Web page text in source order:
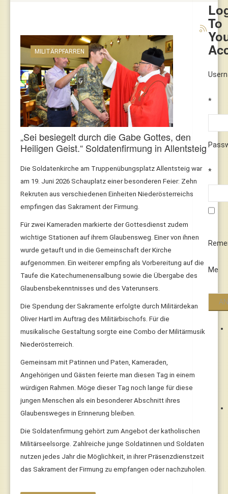
To
*
*
Me
MILITÄRPFARREN
„Sei besiegelt durch die Gabe Gottes, den
Heiligen Geist.“ Soldatenfirmung in Allentsteig
Die Soldatenkirche am Truppenübungsplatz Allentsteig war
am 19. Juni 2026 Schauplatz einer besonderen Feier: Zehn
Rekruten aus verschiedenen Einheiten Niederösterreichs
empfingen das Sakrament der Firmung.
Für zwei Kameraden markierte der Gottesdienst zudem
wichtige Stationen auf ihrem Glaubensweg. Einer von ihnen
wurde getauft und in die Gemeinschaft der Kirche
aufgenommen. Ein weiterer empfing als Vorbereitung auf die
Taufe die Katechumenensalbung sowie die Übergabe des
Glaubensbekenntnisses und des Vaterunsers.
Die Spendung der Sakramente erfolgte durch Militärdekan
Oliver Hartl im Auftrag des Militärbischofs. Für die
musikalische Gestaltung sorgte eine Combo der Militärmusik
Niederösterreich.
Gemeinsam mit Patinnen und Paten, Kameraden,
Angehörigen und Gästen feierte man diesen Tag in einem
würdigen Rahmen. Möge dieser Tag noch lange für diese
jungen Menschen als ein besonderer Abschnitt ihres
Glaubensweges in Erinnerung bleiben.
Die Soldatenfirmung gehört zum Angebot der katholischen
Militärseelsorge. Zahlreiche junge Soldatinnen und Soldaten
nutzen jedes Jahr die Möglichkeit, in ihrer Präsenzdienstzeit
das Sakrament der Firmung zu empfangen oder nachzuholen.